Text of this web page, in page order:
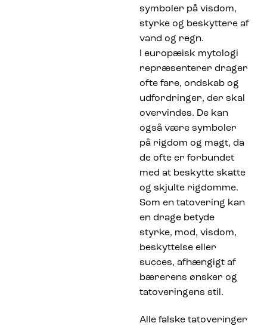
symboler på visdom,
styrke og beskyttere af
vand og regn.
I europæisk mytologi
repræsenterer drager
ofte fare, ondskab og
udfordringer, der skal
overvindes. De kan
også være symboler
på rigdom og magt, da
de ofte er forbundet
med at beskytte skatte
og skjulte rigdomme.
Som en tatovering kan
en drage betyde
styrke, mod, visdom,
beskyttelse eller
succes, afhængigt af
bærerens ønsker og
tatoveringens stil.
Alle falske tatoveringer